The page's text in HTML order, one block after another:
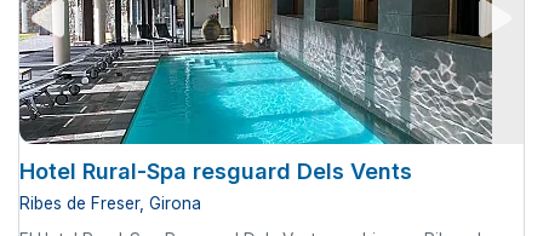
Hotel Rural-Spa resguard Dels Vents
Ribes de Freser, Girona